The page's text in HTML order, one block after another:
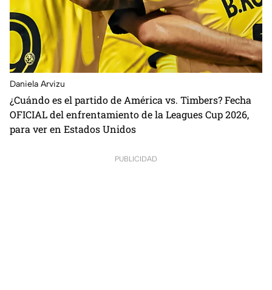
Daniela Arvizu
¿Cuándo es el partido de América vs. Timbers? Fecha
OFICIAL del enfrentamiento de la Leagues Cup 2026,
para ver en Estados Unidos
PUBLICIDAD